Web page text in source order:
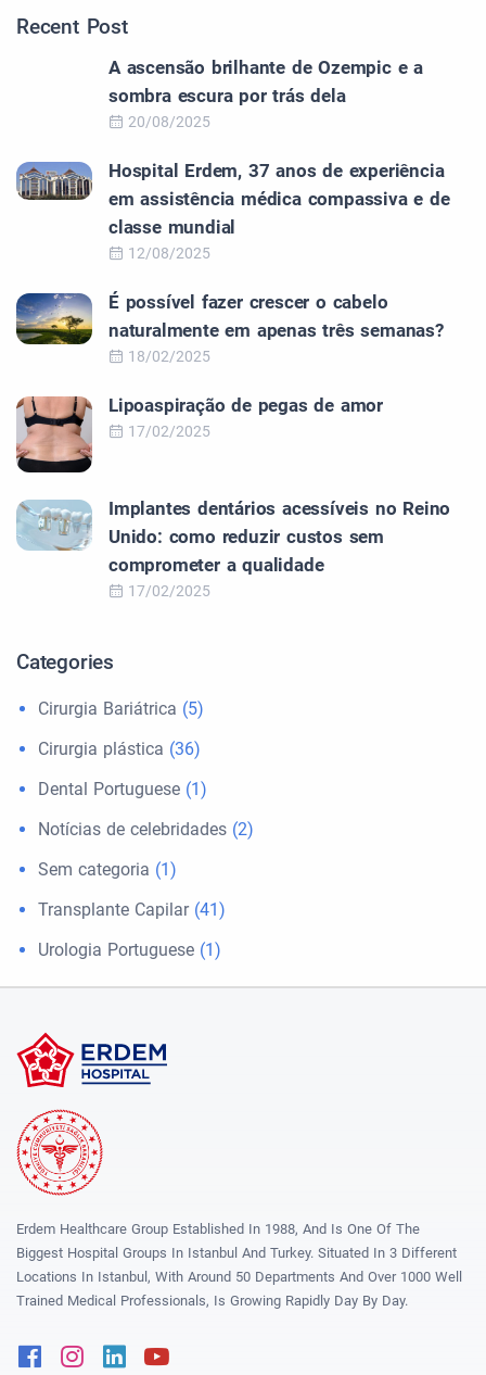
Recent Post
A ascensão brilhante de Ozempic e a
sombra escura por trás dela
20/08/2025
Hospital Erdem, 37 anos de experiência
em assistência médica compassiva e de
classe mundial
12/08/2025
É possível fazer crescer o cabelo
naturalmente em apenas três semanas?
18/02/2025
Lipoaspiração de pegas de amor
17/02/2025
Implantes dentários acessíveis no Reino
Unido: como reduzir custos sem
comprometer a qualidade
17/02/2025
Categories
Cirurgia Bariátrica (5)
Cirurgia plástica (36)
Dental Portuguese (1)
Notícias de celebridades (2)
Sem categoria (1)
Transplante Capilar(41)
Urologia Portuguese (1)
Erdem Healthcare Group Established In 1988, And Is One Of The
Biggest Hospital Groups In Istanbul And Turkey. Situated In 3 Different
Locations In Istanbul, With Around 50 Departments And Over 1000 Well
Trained Medical Professionals, Is Growing Rapidly Day By Day.
FacebookInstagram
Linkedin